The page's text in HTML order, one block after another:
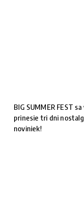
BIG SUMMER FEST
prinesie tri dni
noviniek!